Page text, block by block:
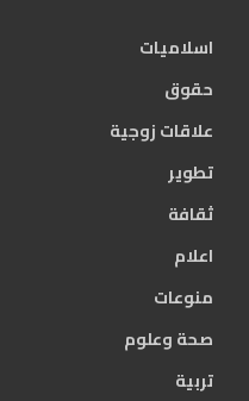
اسلاميات
حقوق
علاقات زوجية
تطوير
ثقافة
اعلام
منوعات
صحة وعلوم
تربية